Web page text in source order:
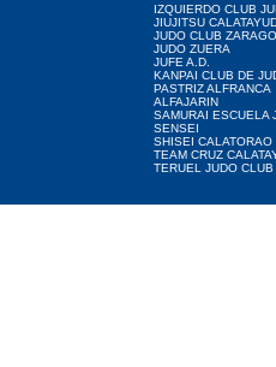
IZQUIERDO CLUB
JIUJITSU
JUDO CLUB
JUDO ZUERA
JUFE A.D.
KANPAI CLUB DE
PASTRIZ ALFRANCA
ALFAJARIN
SAMURAI ESCUELA
SENSEI
SHISEI CALATORAO
TEAM CRUZ
TERUEL JUDO CLUB